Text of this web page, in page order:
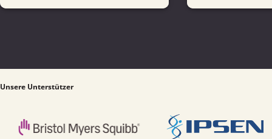
Unsere Unterstützer